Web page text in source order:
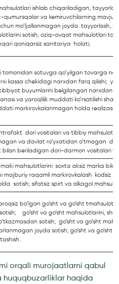
ishlab chiqariladigan,
qumursqalar va kemiruvchilarning
mo‘ljallanmagan joyda tayyorlash,
sotish; oziq-ovqat mahsulotlari
qoniqarsiz sanitariya holati;
tomonidan sotuvga qo‘yilgan tovarga
kassa chekidagi narxdan farq qilishi;
buyumlarini belgilangan narxdan
va yaroqlilik muddati ko‘rsatilishi
markirovkalanmagan holda
dori vositalari va tibbiy
va davlat ro‘yxatidan o‘tmagan
bilan beriladigan dori-darmon vositalari
mahsulotlarini soxta aksiz marka
majburiy raqamli markirovkalash kodsiz
sotish; sifatsiz spirt va alkagol
bo‘lgan go‘sht va go‘sht
go‘sht va go‘sht mahsulotlarini,
sotish; go‘sht va go‘sht
joyda sotish; go‘sht va go‘sht
orqali murojaatlarni qabul
huquqbuzarliklar haqida